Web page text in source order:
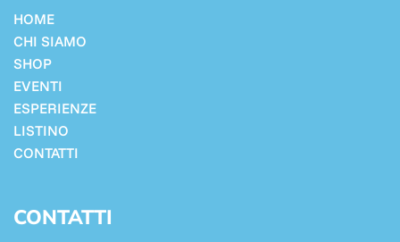
HOME
CHI SIAMO
SHOP
EVENTI
ESPERIENZE
LISTINO
CONTATTI
CONTATTI